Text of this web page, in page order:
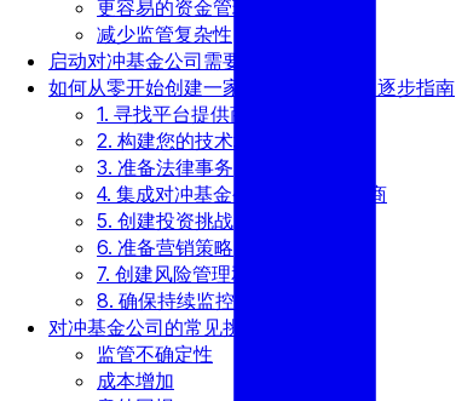
更容易的资金管理
减少监管复杂性
启动对冲基金公司需要多少钱？
如何从零开始创建一家对冲基金公司：逐步指南
1. 寻找平台提供商
2. 构建您的技术堆栈
3. 准备法律事务
4. 集成对冲基金公司流动性提供商
5. 创建投资挑战
6. 准备营销策略
7. 创建风险管理和安全策略
8. 确保持续监控和改进
对冲基金公司的常见挑战
监管不确定性
成本增加